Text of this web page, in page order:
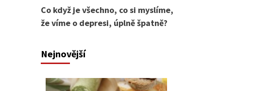
Co když je všechno, co si myslíme,
že víme o depresi, úplně špatně?
Nejnovější